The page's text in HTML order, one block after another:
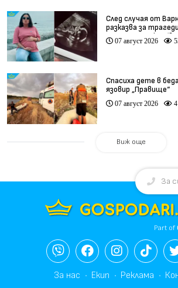
След случая от
разказва за
при същия лекар
07 август 2026
Спасиха дете в
язовир „Правище“
07 август 2026
Виж още
За
Part of
За нас Екип Реклама